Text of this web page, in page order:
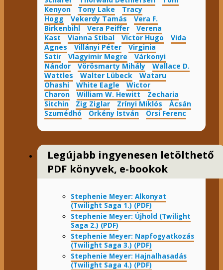
Kenyon
Tony Lake
Tracy
Hogg
Vekerdy Tamás
Vera F.
Birkenbihl
Vera Peiffer
Verena
Kast
Vianna Stibal Victor Hugo
Vida
Ágnes
Villányi Péter
Virginia
Satir
Vlagyimir Megre
Várkonyi
Nándor
Vörösmarty Mihály
Wallace D.
Wattles
Walter Lübeck
Wataru
Ohashi
White Eagle
Wictor
Charon
William W. Hewitt
Zecharia
Sitchin
Zig Ziglar Zrínyi Miklós
Ácsán
Szumédhó
Örkény István Örsi Ferenc
Legújabb ingyenesen letölthető
PDF könyvek, e-bookok
Stephenie Meyer: Alkonyat
(Twilight Saga 1.) (PDF)
Stephenie Meyer: Újhold (Twilight
Saga 2.) (PDF)
Stephenie Meyer: Napfogyatkozás
(Twilight Saga 3.) (PDF)
Stephenie Meyer: Hajnalhasadás
(Twilight Saga 4.) (PDF)